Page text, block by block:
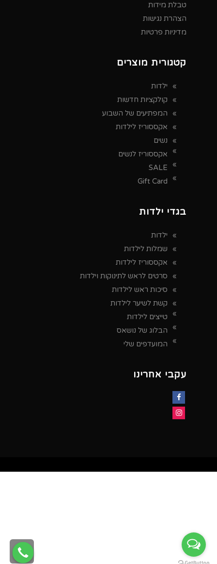
טבלת מידות
הצהרת נגישות
מדיניות פרטיות
קטגורית מוצרים
ילדות
קולקציות חדשות
המפתיעים של השבוע
אקססוריז לילדות
נשים
אקססוריז לנשים
SALE
Gift Card
בגדי ילדות
ילדות
שמלות לילדות
אקססוריז לילדות
סרטים לראש לתינוקות וילדות
סיכות ראש לילדות
קשת לשיער לילדות
טייצים לילדות
הבלוג של נושאס
המועדפים שלי
עקבי אחרינו
Facebook